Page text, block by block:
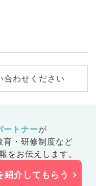
合わせください
ートナーが
育・研修制度など
をお伝えします。
紹介してもらう